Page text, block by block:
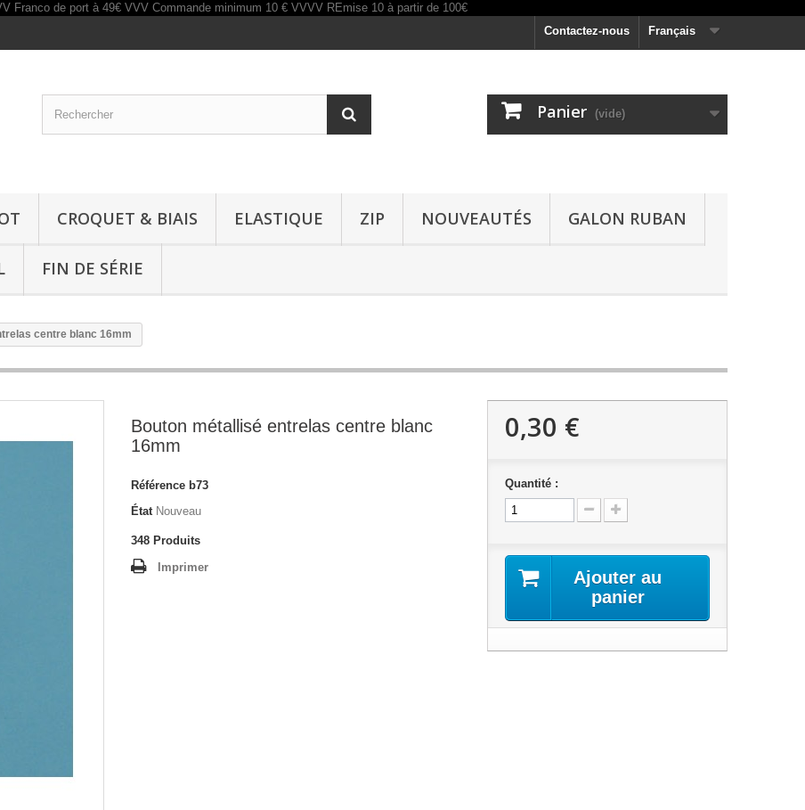
Français
Contactez-nous
Panier (vide)
CROQUET & BIAIS ELASTIQUE ZIP NOUVEAUTÉS GALON RUBAN
FIN DE SÉRIE
centre blanc 16mm
Bouton métallisé entrelas centre blanc
16mm
Référence b73
État Nouveau
348 Produits
Imprimer
0,30 €
Quantité :
Ajouter au
panier